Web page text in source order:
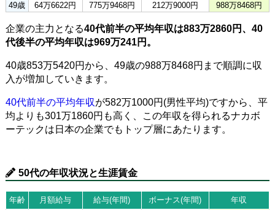
49歳
64万6622円 775万9468円 212万9000円 988万8468円
企業の主力となる40代前半の平均年収は883万2860円、40
代後半の平均年収は969万241円。
40歳853万5420円から、49歳の988万8468円まで順調に収
入が増加していきます。
40代前半の平均年収が582万1000円(男性平均)ですから、平
均よりも301万1860円も高く、この年収を得られるナカボ
ーテックは日本の企業でもトップ層にあたります。
50代の年収状況と生涯賃金
年齢 月額給与 給与(年間) ボーナス(年間)
年収